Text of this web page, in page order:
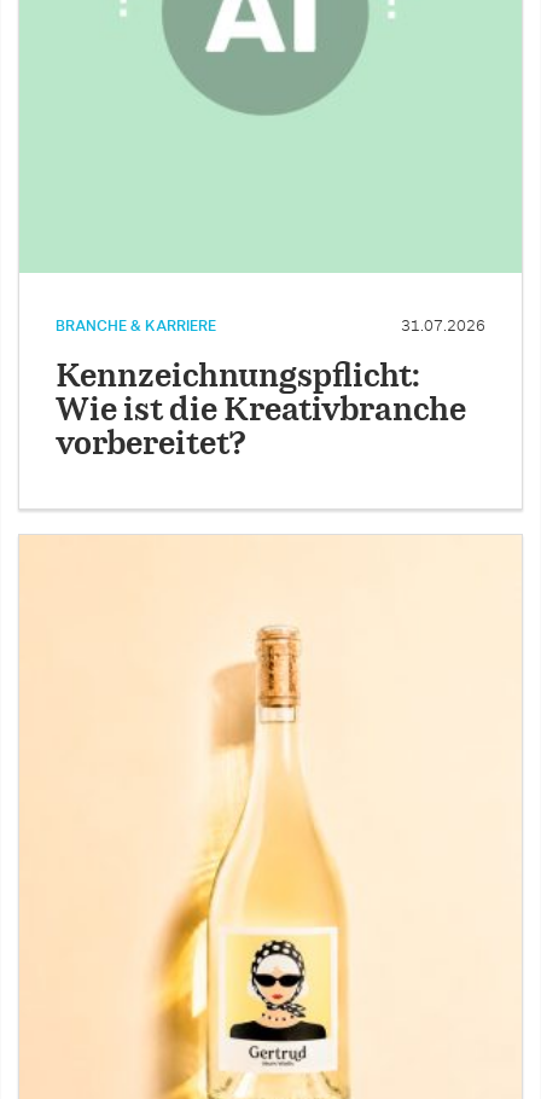
BRANCHE & KARRIERE 31.07.2026
Kennzeichnungspflicht:
Wie ist die Kreativbranche
vorbereitet?